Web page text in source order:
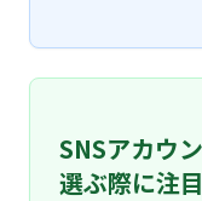
SNSアカウ
選ぶ際に注